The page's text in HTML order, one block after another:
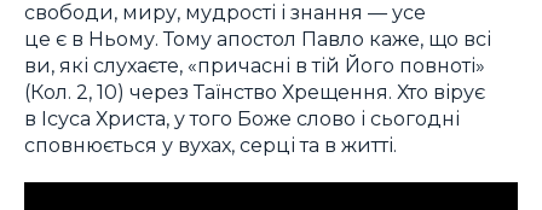
свободи, миру, мудрості і знання — усе
це є в Ньому. Тому апостол Павло каже, що всі
ви, які слухаєте, «причасні в тій Його повноті»
(Кол. 2, 10) через Таїнство Хрещення. Хто вірує
в Ісуса Христа, у того Боже слово і сьогодні
сповнюється у вухах, серці та в житті.